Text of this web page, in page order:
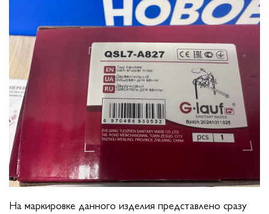
На маркировке данного изделия представлено сразу